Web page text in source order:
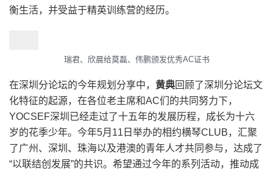
衡生活，并受益于精英训练营的经历。
瑞君、欣晨给莫磊、伟鹏颁发优秀AC证书
在深圳分论坛的今年规划分享中， 黄典回顾了深圳分论坛文
化特征的起源，在各位老主席和AC们的共同努力下，
YOCSEF深圳已经走过了十五年的发展历程，成长为十六
岁的花季少年。今年5月11日举办的相约横琴CLUB，汇聚
了广州、深圳、珠海以及港澳的青年人才共同参与，达成了
“以联结创发展”的共识。希望通过今年的系列活动，推动成